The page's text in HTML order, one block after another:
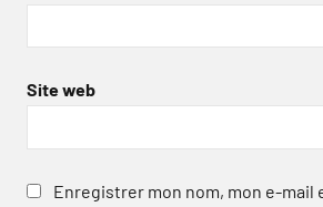
Site web
Enregistrer mon nom, mon e-mail